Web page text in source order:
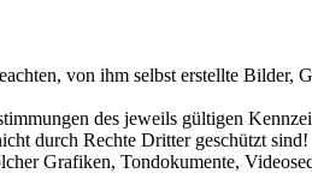
von ihm selbst erstellte Bilder,
des jeweils gültigen
durch Rechte Dritter geschützt sind!
Grafiken, Tondokumente,